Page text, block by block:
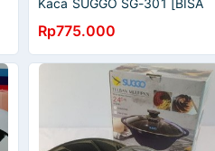
Kaca SUGGO SG-301 [BISA
RESMI 1TAHUN
Rp775.000